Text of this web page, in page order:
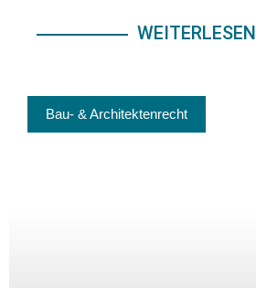
WEITERLESEN
Bau- & Architektenrecht